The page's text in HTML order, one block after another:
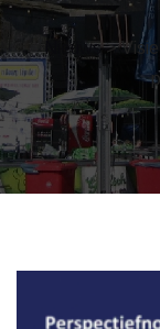
Nieuws> Visie